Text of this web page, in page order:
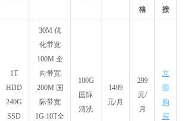
格
接
1T
HDD
240G
SSD
30M 优
化带宽
100M 全
向带宽
200M 国
际带宽
1G 10T全
100G
国际
清洗
1499
元/月
299
元/
月
立
即
购
买